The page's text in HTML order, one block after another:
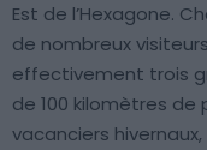
Est de l’Hexagone.
de nombreux
effectivement trois
de 100 kilomètres de
vacanciers